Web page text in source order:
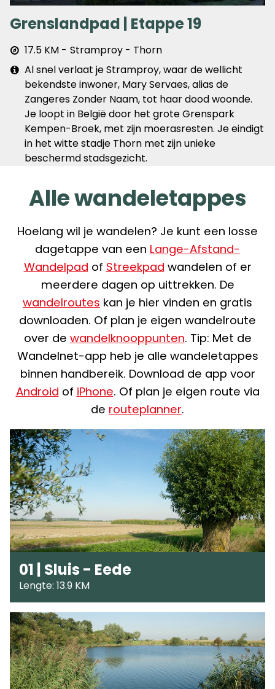
Grenslandpad | Etappe 19
Afstand
&
plaats
17.5 KM
Stramproy - Thorn
Extra
info
Al snel verlaat je Stramproy, waar de wellicht
bekendste inwoner, Mary Servaes, alias de
Zangeres Zonder Naam, tot haar dood woonde.
Je loopt in België door het grote Grenspark
Kempen-Broek, met zijn moerasresten. Je eindigt
in het witte stadje Thorn met zijn unieke
beschermd stadsgezicht.
Alle wandeletappes
Hoelang wil je wandelen? Je kunt een losse
dagetappe van een Lange-Afstand-
Wandelpad of Streekpad wandelen of er
meerdere dagen op uittrekken. De
wandelroutes kan je hier vinden en gratis
downloaden. Of plan je eigen wandelroute
over de wandelknooppunten. Tip: Met de
Wandelnet-app heb je alle wandeletappes
binnen handbereik. Download de app voor
Android of iPhone. Of plan je eigen route via
de routeplanner.
01 | Sluis - Eede
Lengte: 13.9 KM